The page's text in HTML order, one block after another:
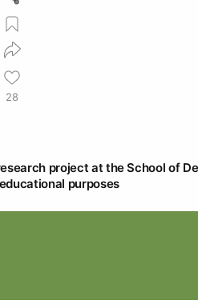
28
project at the School of
purposes